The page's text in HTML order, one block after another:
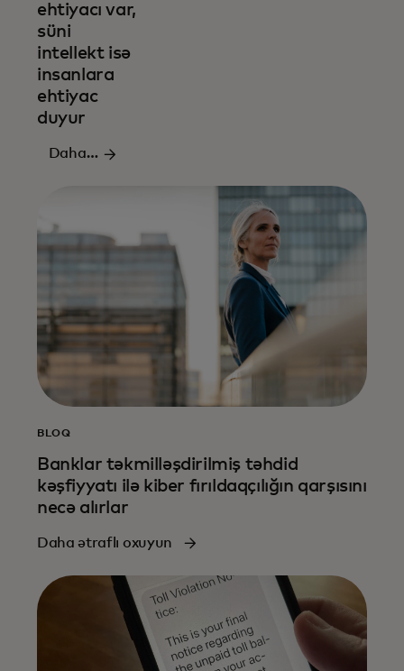
ehtiyacı var,
süni
intellekt isə
insanlara
ehtiyac
duyur
Daha
BLOQ
Banklar təkmilləşdirilmiş təhdid
kəşfiyyatı ilə kiber fırıldaqçılığın qarşısını
necə alırlar
Daha ətraflı oxuyun